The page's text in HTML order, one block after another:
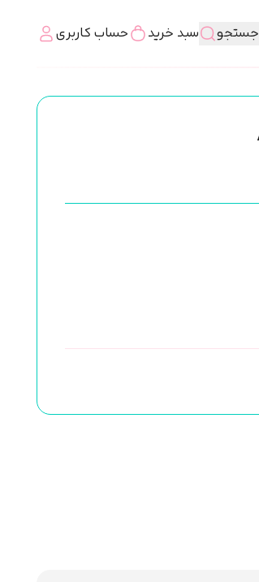
جستجو سبد خرید حساب کاربری